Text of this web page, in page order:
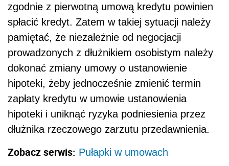
zgodnie z pierwotną umową kredytu powinien
spłacić kredyt. Zatem w takiej sytuacji należy
pamiętać, że niezależnie od negocjacji
prowadzonych z dłużnikiem osobistym należy
dokonać zmiany umowy o ustanowienie
hipoteki, żeby jednocześnie zmienić termin
zapłaty kredytu w umowie ustanowienia
hipoteki i uniknąć ryzyka podniesienia przez
dłużnika rzeczowego zarzutu przedawnienia.
Zobacz serwis: Pułapki w umowach